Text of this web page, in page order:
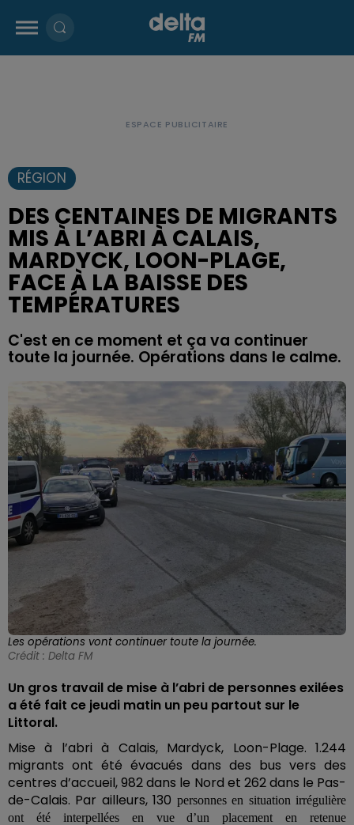
RÉGION
DES CENTAINES DE MIGRANTS
MIS À L’ABRI À CALAIS,
MARDYCK, LOON-PLAGE,
FACE À LA BAISSE DES
TEMPÉRATURES
C'est en ce moment et ça va continuer
toute la journée. Opérations dans le calme.
Les opérations vont continuer toute la journée.
Crédit : Delta FM
Un gros travail de mise à l’abri de personnes exilées
a été fait ce jeudi matin un peu partout sur le
Littoral.
Mise à l’abri à Calais, Mardyck, Loon-Plage. 1.244
migrants ont été évacués dans des bus vers des
centres d’accueil, 982 dans le Nord et 262 dans le Pas-
de-Calais. Par ailleurs, 130 personnes en situation irrégulière
ont été interpellées en vue d’un placement en retenue